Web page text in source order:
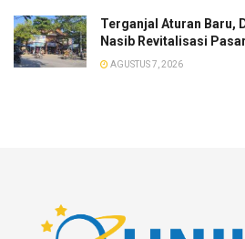
Terganjal Aturan Baru,
Nasib Revitalisasi
AGUSTUS 7, 2026